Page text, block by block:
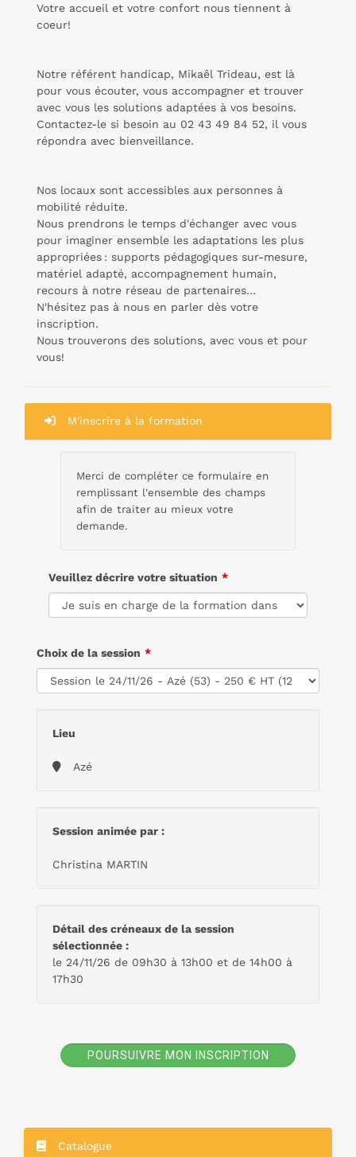
Votre accueil et votre confort nous tiennent à
coeur!
Notre référent handicap, Mikaêl Trideau, est là
pour vous écouter, vous accompagner et trouver
avec vous les solutions adaptées à vos besoins.
Contactez-le si besoin au 02 43 49 84 52, il vous
répondra avec bienveillance.
Nos locaux sont accessibles aux personnes à
mobilité réduite.
Nous prendrons le temps d'échanger avec vous
pour imaginer ensemble les adaptations les plus
appropriées : supports pédagogiques sur-mesure,
matériel adapté, accompagnement humain,
recours à notre réseau de partenaires…
N'hésitez pas à nous en parler dès votre
inscription.
Nous trouverons des solutions, avec vous et pour
vous!
M'inscrire à la formation
Merci de compléter ce formulaire en
remplissant l'ensemble des champs
afin de traiter au mieux votre
demande.
Veuillez décrire votre situation
Choix de la session
Lieu
Azé
Session animée par :
Christina MARTIN
Détail des créneaux de la session
sélectionnée :
le 24/11/26 de 09h30 à 13h00 et de 14h00 à
17h30
POURSUIVRE MON INSCRIPTION
Catalogue